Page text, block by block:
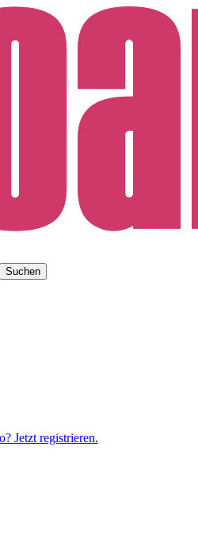
Suchen
Jetzt registrieren.